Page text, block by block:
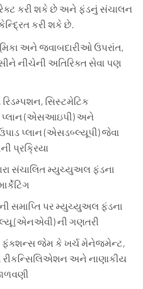
કરી શકે છે અને ફંડનું સંચાલન
કરી શકે છે.
અને જવાબદારીઓ ઉપરાંત,
નીચેની અતિરિક્ત સેવા પણ
રિડમ્પશન, સિસ્ટમેટિક
પ્લાન (એસઆઇપી) અને
પ્લાન (એસડબ્લ્યૂપી) જેવા
પ્રક્રિયા
સંચાલિત મ્યુચ્યુઅલ ફંડના
સમાપ્તિ પર મ્યુચ્યુઅલ ફંડના
(એનએવી) ની ગણતરી
ફંક્શન્સ જેમ કે ખર્ચ મેનેજમેન્ટ,
અને નાણાકીય